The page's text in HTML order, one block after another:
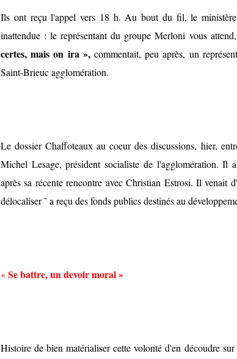
Ils ont reçu l'appel vers 18 h. Au bout du fil, le
inattendue : le représentant du groupe Merloni vous
certes, mais on ira »,commentait, peu après, un
Saint-Brieuc agglomération.
Le dossier Chaffoteaux au coeur des discussions, hier,
Michel Lesage, président socialiste de l'agglomération. Il
après sa récente rencontre avec Christian Estrosi. Il venait
délocaliser ¯ a reçu des fonds publics destinés au
«Se battre, un devoir moral »
Histoire de bien matérialiser cette volonté d'en découdre